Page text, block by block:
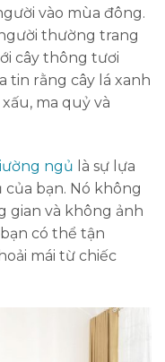
vào mùa đông.
thường trang
cây thông tươi
tin rằng cây lá xanh
ma quỷ và
ngủ là sự lựa
bạn. Nó không
gian và không ảnh
có thể tận
mái từ chiếc